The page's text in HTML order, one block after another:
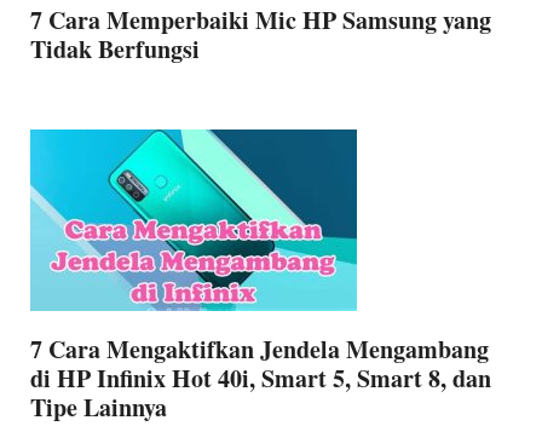
7 Cara Memperbaiki Mic HP Samsung yang
Tidak Berfungsi
7 Cara Mengaktifkan Jendela Mengambang
di HP Infinix Hot 40i, Smart 5, Smart 8, dan
Tipe Lainnya